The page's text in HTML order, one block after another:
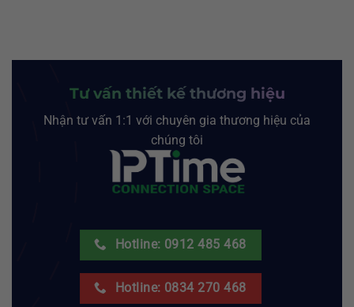
Tư vấn thiết kế thương hiệu
Nhận tư vấn 1:1 với chuyên gia thương hiệu của
chúng tôi
Hotline: 0912 485 468
Hotline: 0834 270 468